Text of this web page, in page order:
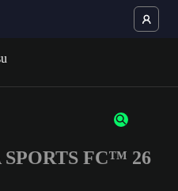
characters or numbersFC™ 26